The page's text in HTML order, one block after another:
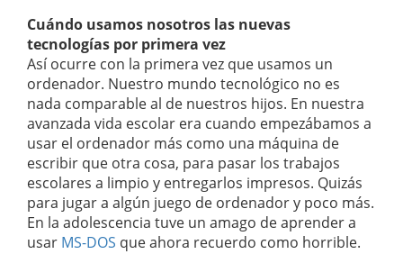
Cuándo usamos nosotros las nuevas
tecnologías por primera vez
Así ocurre con la primera vez que usamos un
ordenador. Nuestro mundo tecnológico no es
nada comparable al de nuestros hijos. En nuestra
avanzada vida escolar era cuando empezábamos a
usar el ordenador más como una máquina de
escribir que otra cosa, para pasar los trabajos
escolares a limpio y entregarlos impresos. Quizás
para jugar a algún juego de ordenador y poco más.
En la adolescencia tuve un amago de aprender a
usar MS-DOS que ahora recuerdo como horrible.